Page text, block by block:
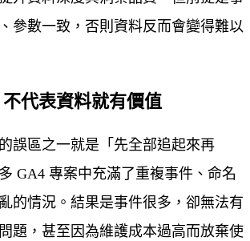
參數一致，否則資料反而會變得難以
代表資料就有價值
誤區之一就是「先全部追起來再
GA4 專案中充滿了重複事件、命名
的情況。結果是事件很多，卻無法有
題，甚至因為維護成本過高而放棄使